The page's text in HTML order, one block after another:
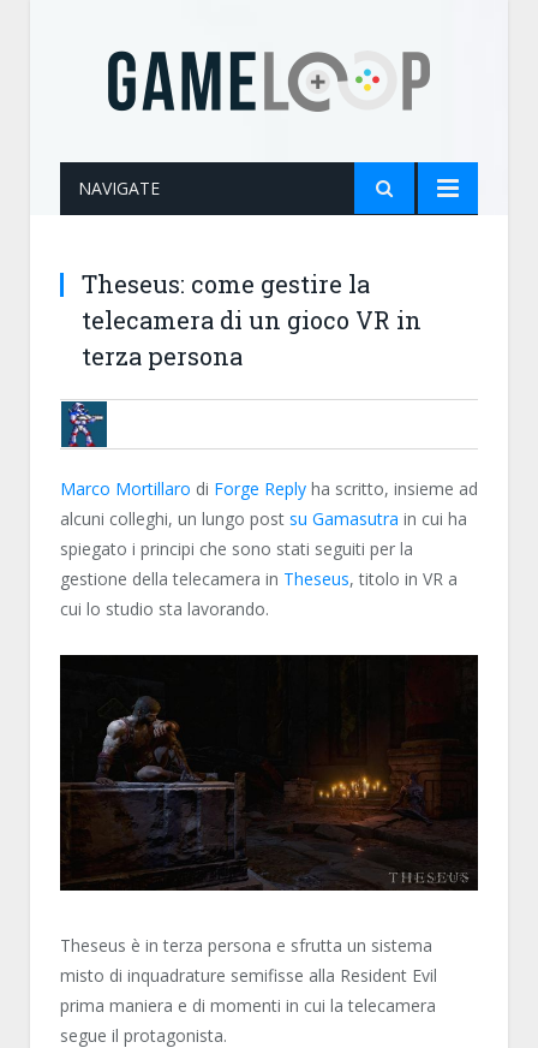
NAVIGATE
Theseus: come gestire la
telecamera di un gioco VR in
terza persona
BRUNOB
Marco Mortillaro di Forge Reply ha scritto, insieme ad
alcuni colleghi, un lungo post su Gamasutra in cui ha
spiegato i principi che sono stati seguiti per la
gestione della telecamera in Theseus, titolo in VR a
cui lo studio sta lavorando.
Theseus è in terza persona e sfrutta un sistema
misto di inquadrature semifisse alla Resident Evil
prima maniera e di momenti in cui la telecamera
segue il protagonista.